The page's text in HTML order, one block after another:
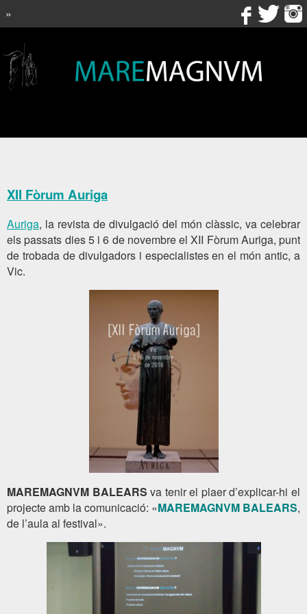
»
XII Fòrum Auriga
Auriga, la revista de divulgació del món clàssic, va celebrar
els passats dies 5 i 6 de novembre el XII Fòrum Auriga, punt
de trobada de divulgadors i especialistes en el món antic, a
Vic.
MAREMAGNVM BALEARS va tenir el plaer d’explicar-hi el
projecte amb la comunicació: «MAREMAGNVM BALEARS,
de l’aula al festival».